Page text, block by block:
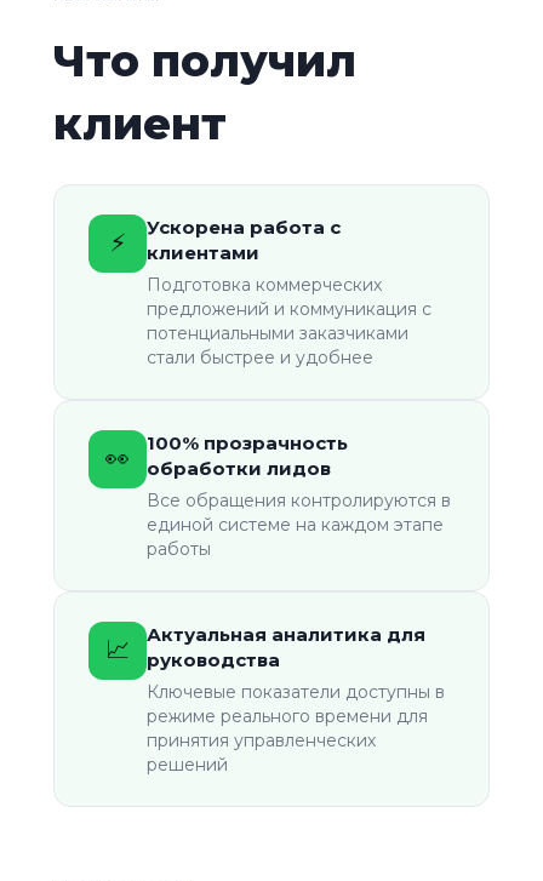
Что получил
клиент
⚡
Ускорена работа с
клиентами
Подготовка коммерческих
предложений и коммуникация с
потенциальными заказчиками
стали быстрее и удобнее
👀️
100% прозрачность
обработки лидов
Все обращения контролируются в
единой системе на каждом этапе
работы
📈
Актуальная аналитика для
руководства
Ключевые показатели доступны в
режиме реального времени для
принятия управленческих
решений